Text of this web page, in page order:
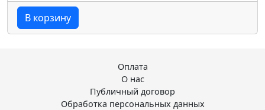
В корзину
Оплата
О нас
Публичный договор
Обработка персональных данных